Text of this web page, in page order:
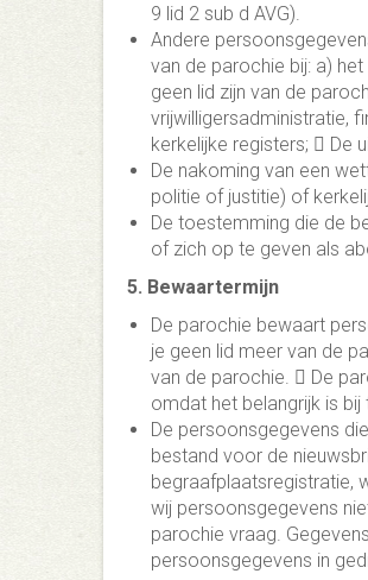
9 lid 2 sub d AVG).
Andere
van de parochie bij: a)
geen lid zijn van de
vrijwilligersadministratie,
kerkelijke registers;  De
De nakoming van een
politie of justitie) of
De toestemming die de
of zich op te geven als
5. Bewaartermijn
De parochie bewaart
je geen lid meer van de
van de parochie.  De
omdat het belangrijk is
De persoonsgegevens
bestand voor de
begraafplaatsregistratie,
wij persoonsgegevens
parochie vraag.
persoonsgegevens in